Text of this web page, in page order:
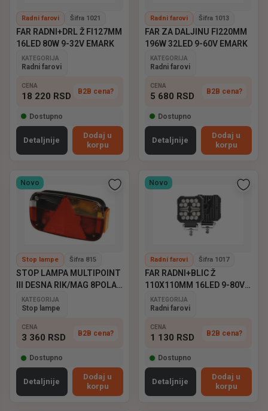
Radni farovi Šifra 1021
FAR RADNI+DRL Ž FI127MM
16LED 80W 9-32V EMARK
KATEGORIJA
Radni farovi
CENA
18 220 RSD B2B cena?
Dostupno
Detaljnije
Dodaj u
korpu
Radni farovi Šifra 1013
FAR ZA DALJINU FI220MM
196W 32LED 9-60V EMARK
KATEGORIJA
Radni farovi
CENA
5 680 RSD B2B cena?
Dostupno
Detaljnije
Dodaj u
korpu
Novo
Stop lampe Šifra 815
STOP LAMPA MULTIPOINT
III DESNA RIK/MAG 8POLA
ASPOCK
KATEGORIJA
Stop lampe
CENA
3 360 RSD B2B cena?
Dostupno
Detaljnije
Dodaj u
korpu
Novo
Radni farovi Šifra 1017
FAR RADNI+BLIC Ž
110X110MM 16LED 9-80V
EMARK
KATEGORIJA
Radni farovi
CENA
1 130 RSD B2B cena?
Dostupno
Detaljnije
Dodaj u
korpu